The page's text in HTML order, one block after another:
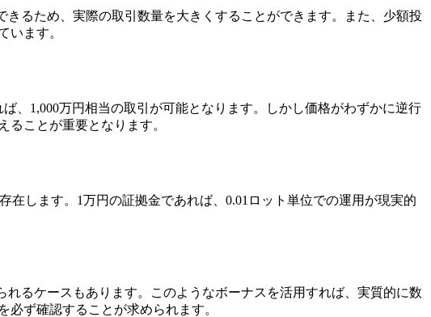
るため、実際の取引数量を大きくすることができます。また、少額投
います。
、1,000万円相当の取引が可能となります。しかし価格がわずかに逆行
ことが重要となります。
在します。1万円の証拠金であれば、0.01ロット単位での運用が現実的
るケースもあります。このようなボーナスを活用すれば、実質的に数
ず確認することが求められます。